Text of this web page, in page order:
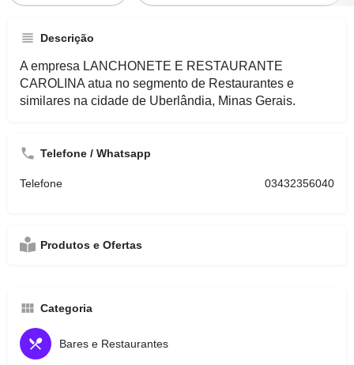
Descrição
A empresa LANCHONETE E RESTAURANTE
CAROLINA atua no segmento de Restaurantes e
similares na cidade de Uberlândia, Minas Gerais.
Telefone / Whatsapp
Telefone 03432356040
Produtos e Ofertas
Categoria
Bares e Restaurantes